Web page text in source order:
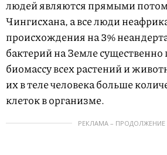
людей являются прямыми
Чингисхана, а все люди
происхождения на 3%
бактерий на Земле
биомассу всех растений и
их в теле человека больше
клеток в организме.
РЕКЛАМА – ПРОДОЛЖЕНИЕ